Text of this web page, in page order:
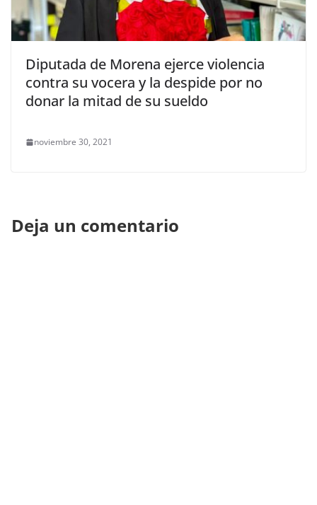
Diputada de Morena ejerce violencia
contra su vocera y la despide por no
donar la mitad de su sueldo
noviembre 30, 2021
Deja un comentario